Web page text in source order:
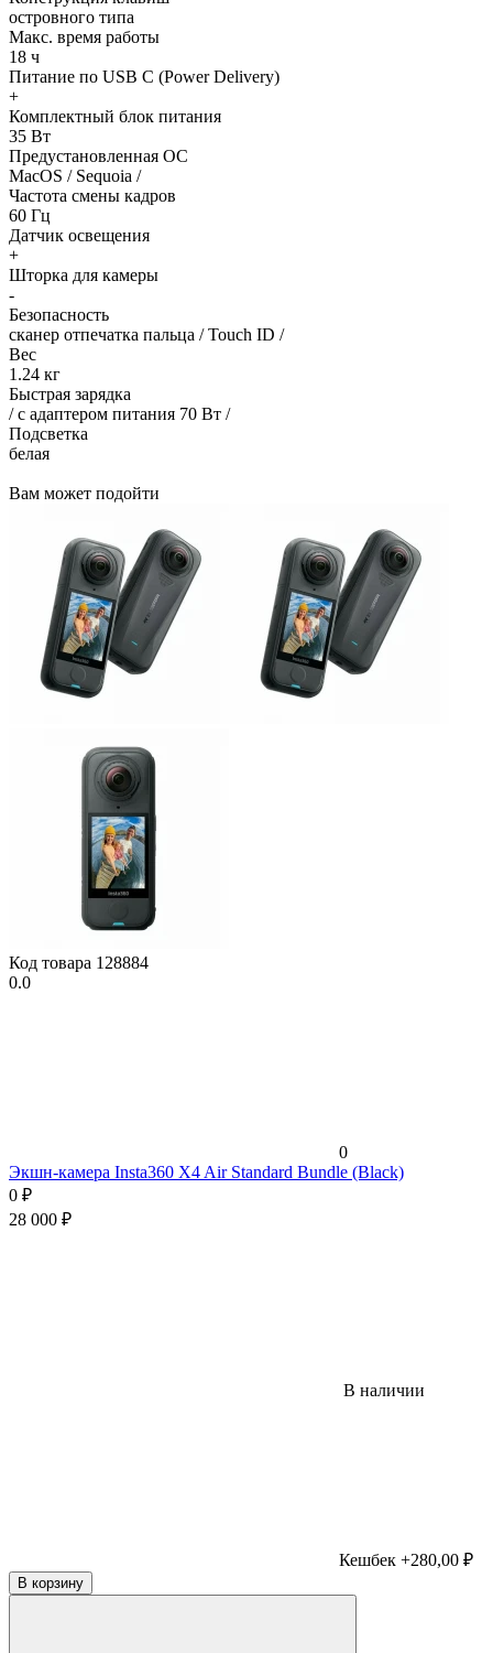
островного типа
Макс. время работы
18 ч
Питание по USB C (Power Delivery)
+
Комплектный блок питания
35 Вт
Предустановленная ОС
MacOS / Sequoia /
Частота смены кадров
60 Гц
Датчик освещения
+
Шторка для камеры
-
Безопасность
сканер отпечатка пальца / Touch ID /
Вес
1.24 кг
Быстрая зарядка
/ с адаптером питания 70 Вт /
Подсветка
белая
Вам может подойти
Код товара 128884
0.0
0
Экшн-камера Insta360 X4 Air Standard Bundle (Black)
0 ₽
28 000 ₽
В наличии
Кешбек +280,00 ₽
В корзину